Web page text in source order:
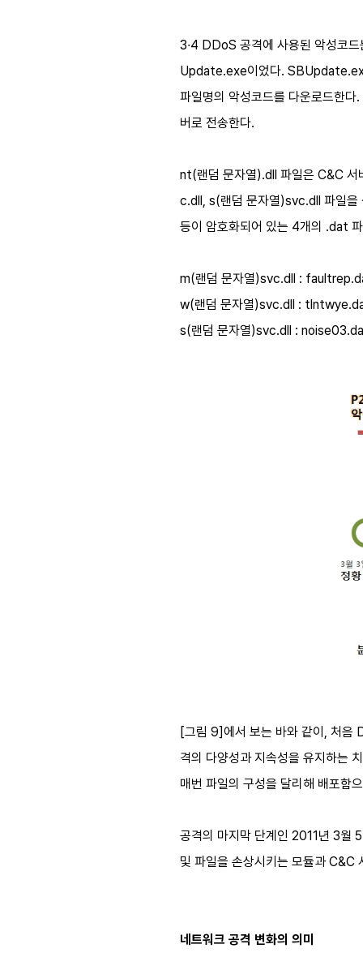
3∙4 DDoS 공격에 사용된 악성코
Update.exe이었다.
파일명의 악성코드를 다운로드한
버로 전송한다.
nt(랜덤 문자열).dll 파일은 C&C
c.dll, s(랜덤 문자열)svc.dll 파일을
등이 암호화되어 있는 4개의
m(랜덤 문자열)svc.dll :
w(랜덤 문자열)svc.dll :
s(랜덤 문자열)svc.dll :
[그림 9]에서 보는 바와 같이, 처음
격의 다양성과 지속성을 유지하는
매번 파일의 구성을 달리해 배포함
공격의 마지막 단계인 2011년 3월
및 파일을 손상시키는 모듈과 C&C
네트워크 공격 변화의 의미